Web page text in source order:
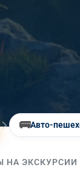
🚌Авто-
НА ЭКСКУРСИИ